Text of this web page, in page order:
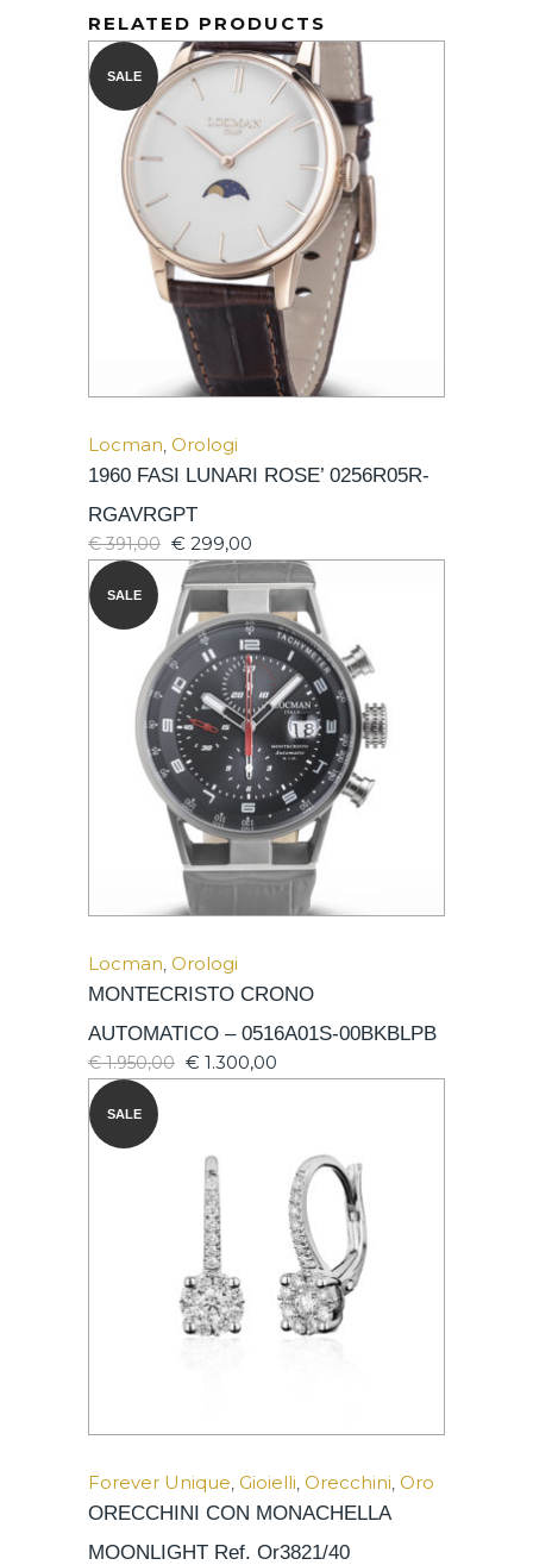
RELATED PRODUCTS
SALE
Locman, Orologi
1960 FASI LUNARI ROSE’ 0256R05R-
RGAVRGPT
€391,00 € 299,00
SALE
Locman, Orologi
MONTECRISTO CRONO
AUTOMATICO – 0516A01S-00BKBLPB
€1.950,00 € 1.300,00
SALE
Forever Unique, Gioielli, Orecchini, Oro
ORECCHINI CON MONACHELLA
MOONLIGHT Ref. Or3821/40